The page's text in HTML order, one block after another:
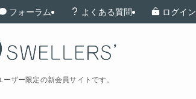
ーザー限定の新会員サイトです。
フォーラム よくある質問 ログイン